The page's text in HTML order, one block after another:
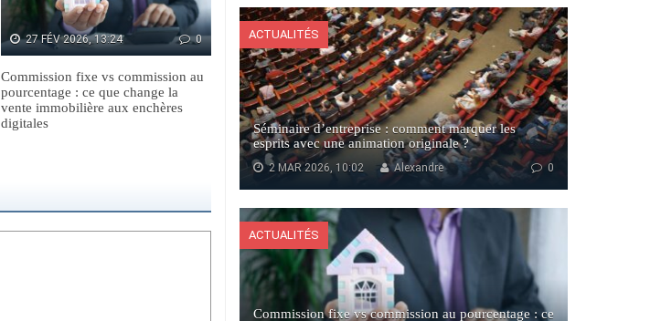
27 FÉV 2026, 13:24 0
Commission fixe vs commission au
pourcentage : ce que change la
vente immobilière aux enchères
digitales
ACTUALITÉS
Séminaire d’entreprise : comment marquer les
esprits avec une animation originale ?
2 MAR 2026, 10:02 0
Alexandre
ACTUALITÉS
Commission fixe vs commission au pourcentage : ce